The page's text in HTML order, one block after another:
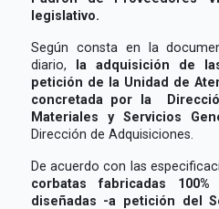
legislativo.
Según consta en la
diario, la adquisición de
petición de la Unidad de
concretada por la
Materiales y Servicios
Dirección de Adquisiciones.
De acuerdo con las
corbatas fabricadas
diseñadas -a petición del